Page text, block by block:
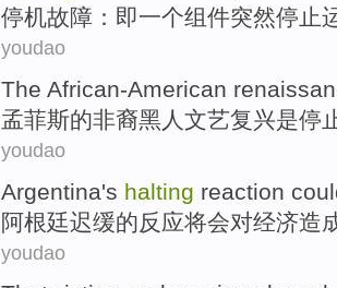
停机故障 ：即一个组件突然停止
youdao
The African-American
孟菲斯的非裔黑人 文艺复兴是停
youdao
Argentina's halting reaction
阿根廷迟缓的反应将会对经济造
youdao